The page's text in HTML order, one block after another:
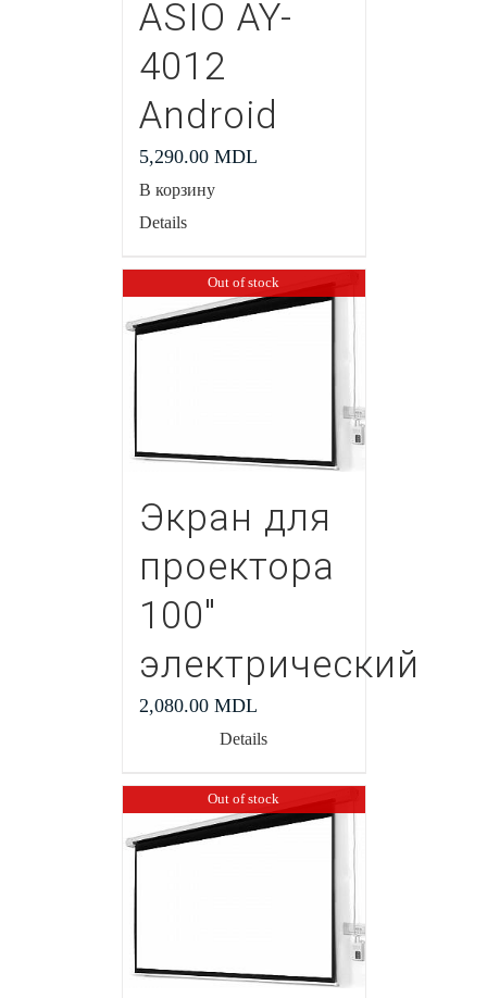
ASIO AY-
4012
Android
5,290.00 MDL
В корзину
Details
Out of stock
Экран для
проектора
100″
электрический
2,080.00 MDL
Details
Out of stock